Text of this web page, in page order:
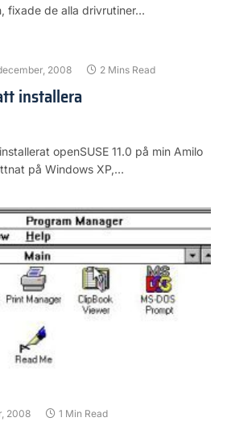
fixade de alla drivrutiner…
2008 2 Mins Read
installera
openSUSE 11.0 på min Amilo
på Windows XP,…
2008 1 Min Read